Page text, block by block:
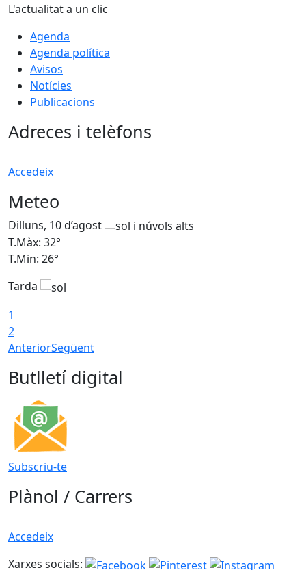
L'actualitat a un clic
Agenda
Agenda política
Avisos
Notícies
Publicacions
Adreces i telèfons
Accedeix
Meteo
Dilluns, 10 d’agost
T.Màx: 32°
T.Min: 26°
Tarda
1
2
AnteriorSegüent
Butlletí digital
Subscriu-te
Plànol / Carrers
Accedeix
Xarxes socials: